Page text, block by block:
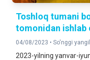
Toshloq tumani
tomonidan
04/08/2023 • So'nggi
2023-yilning yanvar-